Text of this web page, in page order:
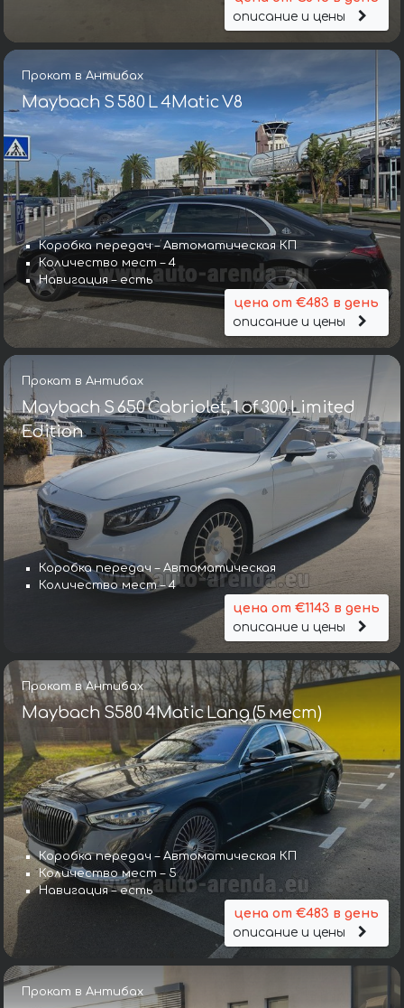
описание и цены
Прокат в Антибах
Maybach S 580 L 4Matic V8
Коробка передач – Автоматическая КП
Количество мест – 4
Навигация – есть
цена от €483 в день
описание и цены
Прокат в Антибах
Maybach S 650 Cabriolet, 1 of 300 Limited
Edition
Коробка передач – Автоматическая
Количество мест – 4
цена от €1143 в день
описание и цены
Прокат в Антибах
Maybach S580 4Matic Lang (5 мест)
Коробка передач – Автоматическая КП
Количество мест – 5
Навигация – есть
цена от €483 в день
описание и цены
Прокат в Антибах